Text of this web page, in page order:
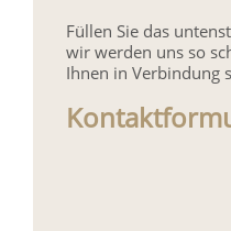
Füllen Sie das
wir werden uns so
Ihnen in Verbindung